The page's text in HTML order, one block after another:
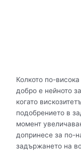
Колкото по-
добро е нейното
когато
подобрението в
момент
допринесе за по-
задържането на